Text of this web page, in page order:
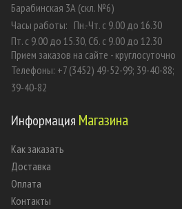
Барабинская 3А (скл. №6)
Часы работы: Пн.-Чт. с 9.00 до 16.30
Пт. с 9.00 до 15.30, Сб. с 9.00 до 12.30
Прием заказов на сайте - круглосуточно
Телефоны: +7 (3452) 49-52-99; 39-40-88;
39-40-82
Информация Магазина
Как заказать
Доставка
Оплата
Контакты